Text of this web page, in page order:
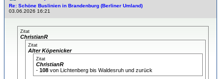
Re: Schöne Buslinien in Brandenburg (Berliner Umland)
03.06.2026 16:21
Zitat
ChristianR
Zitat
Alter Köpenicker
Zitat
ChristianR
- 108 von Lichtenberg bis Waldesruh und zurück